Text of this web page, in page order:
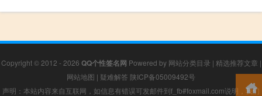
Copyright © 2012 - 2026 QQ个性签名网 Powered by 网站分类目录 | 精选推荐文章 |
网站地图 | 疑难解答 陕ICP备05009492号
声明：本站内容来自互联网，如信息有错误可发邮件到f_fb#foxmail.com说明，我们